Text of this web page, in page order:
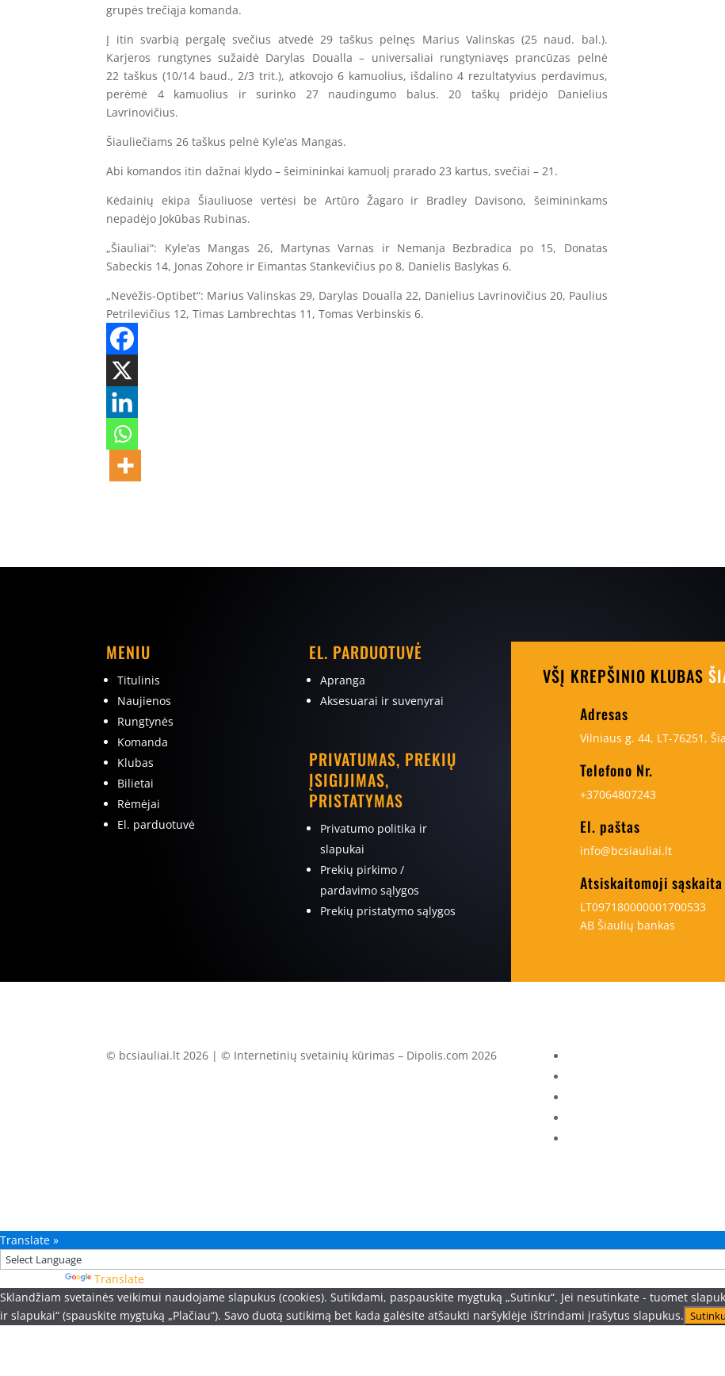
grupės trečiąja komanda.
Į itin svarbią pergalę svečius atvedė 29 taškus pelnęs Marius Valinskas (25 naud. bal.).
Karjeros rungtynes sužaidė Darylas Doualla – universaliai rungtyniavęs prancūzas pelnė
22 taškus (10/14 baud., 2/3 trit.), atkovojo 6 kamuolius, išdalino 4 rezultatyvius perdavimus,
perėmė 4 kamuolius ir surinko 27 naudingumo balus. 20 taškų pridėjo Danielius
Lavrinovičius.
Šiauliečiams 26 taškus pelnė Kyle’as Mangas.
Abi komandos itin dažnai klydo – šeimininkai kamuolį prarado 23 kartus, svečiai – 21.
Kėdainių ekipa Šiauliuose vertėsi be Artūro Žagaro ir Bradley Davisono, šeimininkams
nepadėjo Jokūbas Rubinas.
„Šiauliai“: Kyle’as Mangas 26, Martynas Varnas ir Nemanja Bezbradica po 15, Donatas
Sabeckis 14, Jonas Zohore ir Eimantas Stankevičius po 8, Danielis Baslykas 6.
„Nevėžis-Optibet“: Marius Valinskas 29, Darylas Doualla 22, Danielius Lavrinovičius 20, Paulius
Petrilevičius 12, Timas Lambrechtas 11, Tomas Verbinskis 6.
MENIU
Titulinis
Naujienos
Rungtynės
Komanda
Klubas
Bilietai
Rėmėjai
El. parduotuvė
EL. PARDUOTUVĖ
Apranga
Aksesuarai ir suvenyrai
PRIVATUMAS, PREKIŲ
ĮSIGIJIMAS,
PRISTATYMAS
Privatumo politika ir
slapukai
Prekių pirkimo /
pardavimo sąlygos
Prekių pristatymo sąlygos
VŠĮ KREPŠINIO KLUBAS
Adresas
Vilniaus g. 44, LT-76251,
Telefono Nr.
+37064807243
El. paštas
info@bcsiauliai.lt
Atsiskaitomoji sąskaita
LT097180000001700533
AB Šiaulių bankas
© bcsiauliai.lt 2026 | © Internetinių svetainių kūrimas – Dipolis.com 2026
Translate »
Translate
Sklandžiam svetainės veikimui naudojame slapukus (cookies). Sutikdami, paspauskite mygtuką „Sutinku“. Jei nesutinkate - tuomet
ir slapukai“ (spauskite mygtuką „Plačiau“). Savo duotą sutikimą bet kada galėsite atšaukti naršyklėje ištrindami įrašytus slapukus. Sutinku